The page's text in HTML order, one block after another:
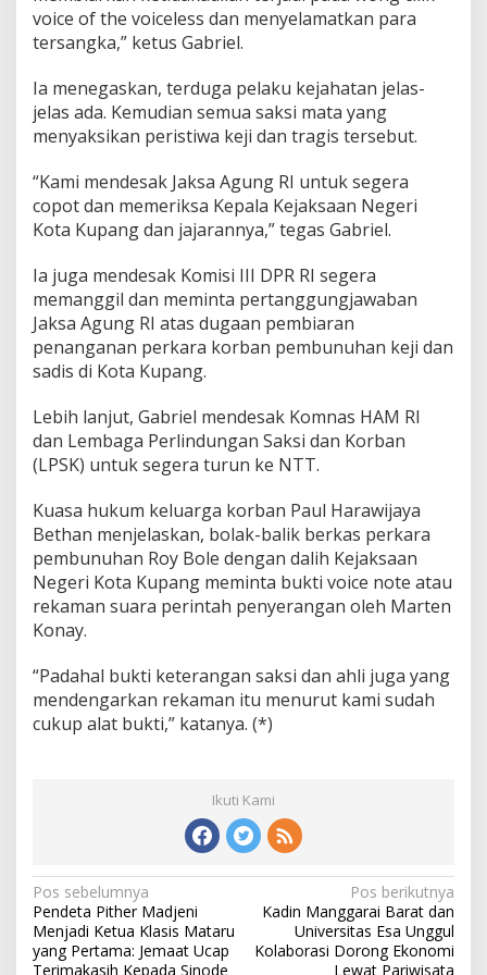
voice of the voiceless dan menyelamatkan para
tersangka,” ketus Gabriel.
Ia menegaskan, terduga pelaku kejahatan jelas-
jelas ada. Kemudian semua saksi mata yang
menyaksikan peristiwa keji dan tragis tersebut.
“Kami mendesak Jaksa Agung RI untuk segera
copot dan memeriksa Kepala Kejaksaan Negeri
Kota Kupang dan jajarannya,” tegas Gabriel.
Ia juga mendesak Komisi III DPR RI segera
memanggil dan meminta pertanggungjawaban
Jaksa Agung RI atas dugaan pembiaran
penanganan perkara korban pembunuhan keji dan
sadis di Kota Kupang.
Lebih lanjut, Gabriel mendesak Komnas HAM RI
dan Lembaga Perlindungan Saksi dan Korban
(LPSK) untuk segera turun ke NTT.
Kuasa hukum keluarga korban Paul Harawijaya
Bethan menjelaskan, bolak-balik berkas perkara
pembunuhan Roy Bole dengan dalih Kejaksaan
Negeri Kota Kupang meminta bukti voice note atau
rekaman suara perintah penyerangan oleh Marten
Konay.
“Padahal bukti keterangan saksi dan ahli juga yang
mendengarkan rekaman itu menurut kami sudah
cukup alat bukti,” katanya. (*)
Ikuti Kami
N
a
v
i
Pos sebelumnya
Pendeta Pither Madjeni
Menjadi Ketua Klasis Mataru
yang Pertama: Jemaat Ucap
Terimakasih Kepada Sinode
Pos berikutnya
Kadin Manggarai Barat dan
Universitas Esa Unggul
Kolaborasi Dorong Ekonomi
Lewat Pariwisata